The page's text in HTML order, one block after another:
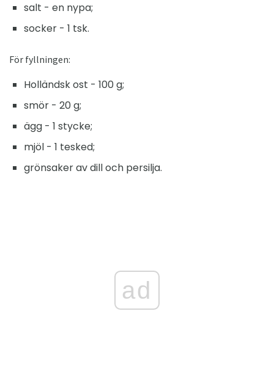
salt - en nypa;
socker - 1 tsk.
För fyllningen:
Holländsk ost - 100 g;
smör - 20 g;
ägg - 1 stycke;
mjöl - 1 tesked;
grönsaker av dill och persilja.
ad